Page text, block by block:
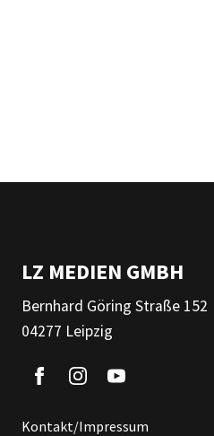
LZ MEDIEN GMBH
Bernhard Göring Straße 152
04277 Leipzig
Kontakt/Impressum